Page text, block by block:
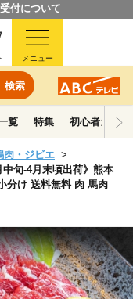
付について
検索
メニュー
覧 特集 初心者ガイド
肉・ジビエ
旬-4月末頃出荷》熊本
分け 送料無料 肉 馬肉